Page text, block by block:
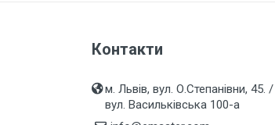
Вентилятори, вент.решітки,
повітроводи
Контакти
м. Львів, вул. О.Степанівни, 45. /
вул. Васильківська 100-а